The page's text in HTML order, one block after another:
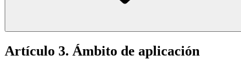
Artículo 3. Ámbito de aplicación